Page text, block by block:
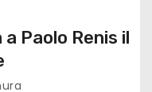
Paolo Renis il